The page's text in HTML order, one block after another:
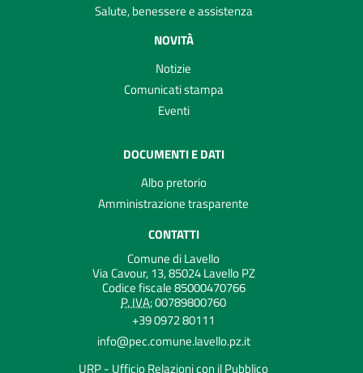
Salute, benessere e assistenza
NOVITÀ
Notizie
Comunicati stampa
Eventi
DOCUMENTI E DATI
Albo pretorio
Amministrazione trasparente
CONTATTI
Comune di Lavello
Via Cavour, 13, 85024 Lavello PZ
Codice fiscale 85000470766
P. IVA:00789800760
+39 0972 80111
info@pec.comune.lavello.pz.it
URP - Ufficio Relazioni con il Pubblico